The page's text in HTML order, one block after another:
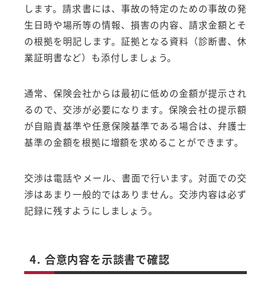
します。請求書には、事故の特定のための事故の発
生日時や場所等の情報、損害の内容、請求金額とそ
の根拠を明記します。証拠となる資料（診断書、休
業証明書など）も添付しましょう。
通常、保険会社からは最初に低めの金額が提示され
るので、交渉が必要になります。保険会社の提示額
が自賠責基準や任意保険基準である場合は、弁護士
基準の金額を根拠に増額を求めることができます。
交渉は電話やメール、書面で行います。対面での交
渉はあまり一般的ではありません。交渉内容は必ず
記録に残すようにしましょう。
4. 合意内容を示談書で確認